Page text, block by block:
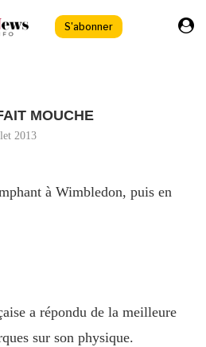
S'abonner
MOUCHE
2013
à Wimbledon, puis en
a répondu de la meilleure
sur son physique.